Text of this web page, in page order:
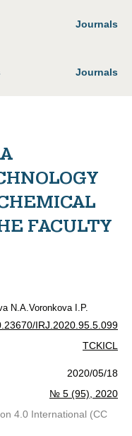
Journals
Journals
FACULTY
N.A.Voronkova I.P.
IRJ.2020.95.5.099
TCKICL
2020/05/18
№ 5 (95), 2020
4.0 International (CC